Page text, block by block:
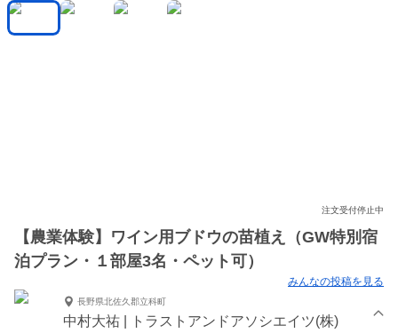
注文受付停止中
【農業体験】ワイン用ブドウの苗植え（GW特別宿
泊プラン・１部屋3名・ペット可）
みんなの投稿を見る
長野県北佐久郡立科町
中村大祐 | トラストアンドアソシエイツ(株)